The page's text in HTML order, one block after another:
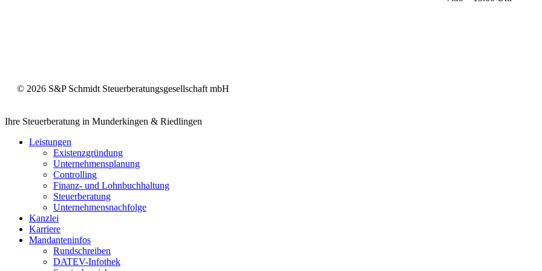
© 2026 S&P Schmidt Steuerberatungsgesellschaft mbH
Close
Ihre Steuerberatung in Munderkingen & Riedlingen
Leistungen
Existenzgründung
Unternehmensplanung
Controlling
Finanz- und Lohnbuchhaltung
Steuerberatung
Unternehmensnachfolge
Kanzlei
Karriere
Mandanteninfos
Rundschreiben
DATEV-Infothek